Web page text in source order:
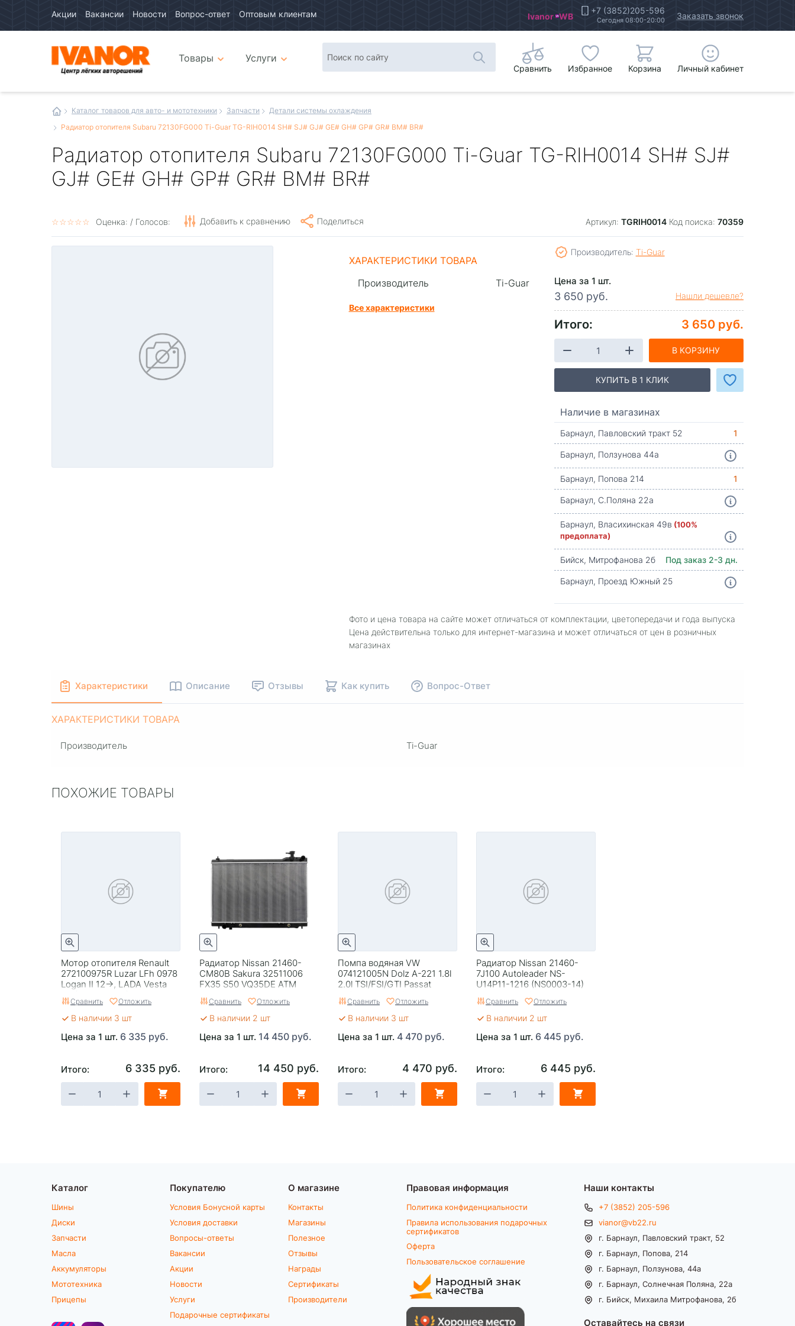
Акции Вакансии Новости Вопрос-ответ Оптовым клиентам Ivanor WB +7 (3852)205-596
Сегодня 08:00-20:00 Заказать звонок
интернетТовары
Услуги
Сравнить Избранное Корзина Личный кабинет
Каталог товаров для авто- и мототехники Запчасти
Детали системы охлаждения
Радиатор отопителя Subaru 72130FG000 Ti-Guar TG-RIH0014 SH# SJ# GJ# GE# GH# GP# GR# BM# BR#
Радиатор отопителя Subaru 72130FG000 Ti-Guar TG-RIH0014 SH# SJ#
GJ# GE# GH# GP# GR# BM# BR#
☆☆☆☆☆
★★★★★ Оценка: / Голосов: Добавить к сравнению Поделиться Артикул: TGRIH0014 Код поиска: 70359
ХАРАКТЕРИСТИКИ ТОВАРА
Производитель
Ti-Guar
Все характеристики
Производитель: Ti-Guar
Цена за 1 шт.
3 650 руб. Нашли дешевле?
Итого: 3 650 руб.
В КОРЗИНУ
КУПИТЬ В 1 КЛИК
Наличие в магазинах
Барнаул, Павловский тракт 52
1
Барнаул, Ползунова 44а
Барнаул, Попова 214
1
Барнаул, С.Поляна 22а
Барнаул, Власихинская 49в (100%
предоплата)
Бийск, Митрофанова 2б
Под заказ 2-3 дн.
Барнаул, Проезд Южный 25
Фото и цена товара на сайте может отличаться от комплектации, цветопередачи и года выпуска
Цена действительна только для интернет-магазина и может отличаться от цен в розничных
магазинах
Характеристики Описание Отзывы Как купить Вопрос-Ответ
ХАРАКТЕРИСТИКИ ТОВАРА
Производитель Ti-Guar
ПОХОЖИЕ ТОВАРЫ
Мотор отопителя Renault
272100975R Luzar LFh 0978
Logan II 12->, LADA Vesta
Сравнить Отложить
В наличии 3 шт
Цена за 1 шт. 6 335 руб.
Итого: 6 335 руб.
Радиатор Nissan 21460-
CM80B Sakura 32511006
FX35 S50 VQ35DE АТМ
Сравнить Отложить
В наличии 2 шт
Цена за 1 шт. 14 450 руб.
Итого: 14 450 руб.
Помпа водяная VW
074121005N Dolz A-221 1.8l
2.0l TSI/FSI/GTI Passat
Сравнить Отложить
В наличии 3 шт
Цена за 1 шт. 4 470 руб.
Итого: 4 470 руб.
Радиатор Nissan 21460-
7J100 Autoleader NS-
U14P11-1216 (NS0003-14)
Сравнить Отложить
В наличии 2 шт
Цена за 1 шт. 6 445 руб.
Итого: 6 445 руб.
Каталог
Шины
Диски
Запчасти
Масла
Аккумуляторы
Мототехника
Прицепы
Покупателю
Условия Бонусной карты
Условия доставки
Вопросы-ответы
Вакансии
Акции
Новости
Услуги
Подарочные сертификаты
О магазине
Контакты
Магазины
Полезное
Отзывы
Награды
Сертификаты
Производители
Правовая информация
Политика конфиденциальности
Правила использования подарочных
сертификатов
Оферта
Пользовательское соглашение
Наши контакты
+7 (3852) 205-596
vianor@vb22.ru
г. Барнаул, Павловский тракт, 52
г. Барнаул, Попова, 214
г. Барнаул, Ползунова, 44а
г. Барнаул, Солнечная Поляна, 22а
г. Бийск, Михаила Митрофанова, 2б
Оставайтесь на связи